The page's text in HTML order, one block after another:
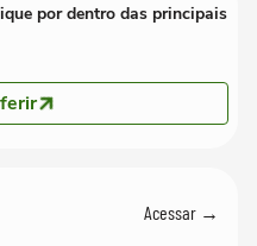
por dentro das principais
Acessar →